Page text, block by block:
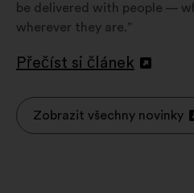
be delivered with people —
wherever they are.”
Přečíst si článek
Otevřít
nové
kartě
Zobrazit všechny novinky
Otevřít